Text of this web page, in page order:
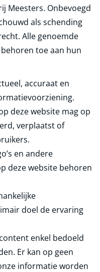
Meesters. Onbevoegd
als schending
Alle genoemde
toe aan hun
accuraat en
deze website mag op
verplaatst of
en andere
deze website behoren
doel de ervaring
enkel bedoeld
Er kan op geen
informatie worden